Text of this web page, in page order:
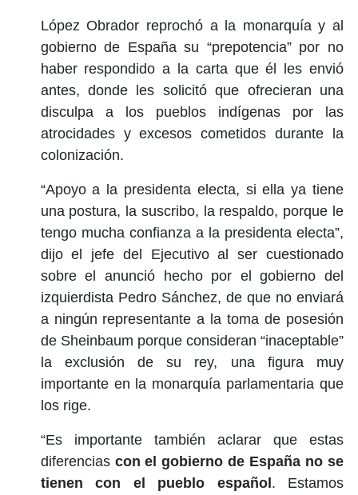
López Obrador reprochó a la monarquía y al
gobierno de España su “prepotencia” por no
haber respondido a la carta que él les envió
antes, donde les solicitó que ofrecieran una
disculpa a los pueblos indígenas por las
atrocidades y excesos cometidos durante la
colonización.
“Apoyo a la presidenta electa, si ella ya tiene
una postura, la suscribo, la respaldo, porque le
tengo mucha confianza a la presidenta electa”,
dijo el jefe del Ejecutivo al ser cuestionado
sobre el anunció hecho por el gobierno del
izquierdista Pedro Sánchez, de que no enviará
a ningún representante a la toma de posesión
de Sheinbaum porque consideran “inaceptable”
la exclusión de su rey, una figura muy
importante en la monarquía parlamentaria que
los rige.
“Es importante también aclarar que estas
diferencias con el gobierno de España no se
tienen con el pueblo español. Estamos